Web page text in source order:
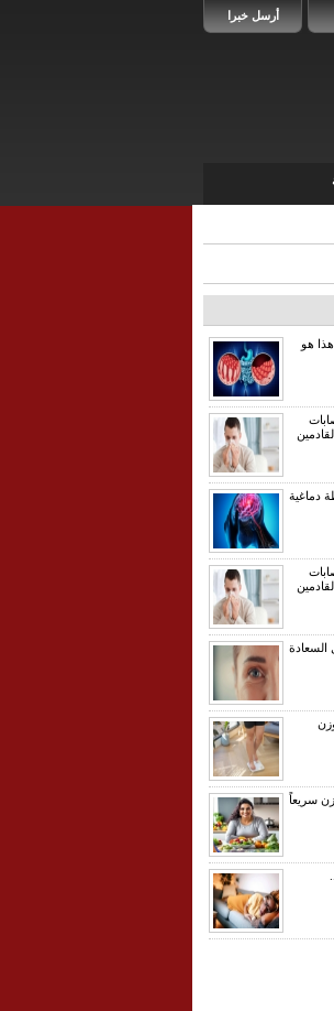
أرسل خبرا
هو
دماغية
السعادة
سريعاً